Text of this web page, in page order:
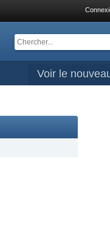
Voir le